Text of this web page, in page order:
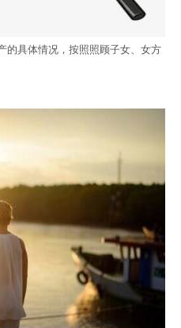
的具体情况，按照照顾子女、女方